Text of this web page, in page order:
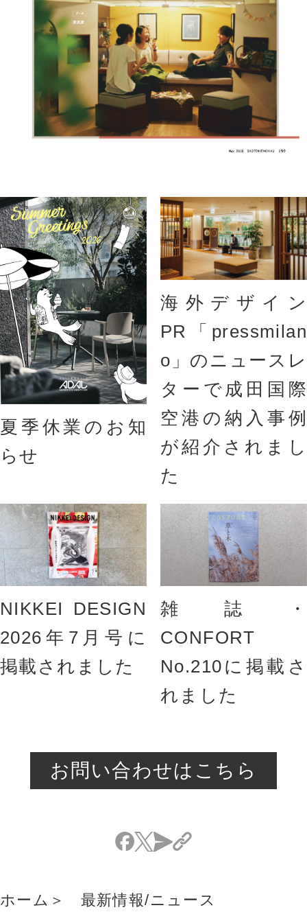
夏季休業のお知
らせ
海外デザイン
PR「pressmilan
o」のニュースレ
ターで成田国際
空港の納入事例
が紹介されまし
た
NIKKEI DESIGN
2026年7月号に
掲載されました
雑誌・
CONFORT
No.210に掲載さ
れました
お問い合わせはこちら
ホーム
最新情報/ニュース